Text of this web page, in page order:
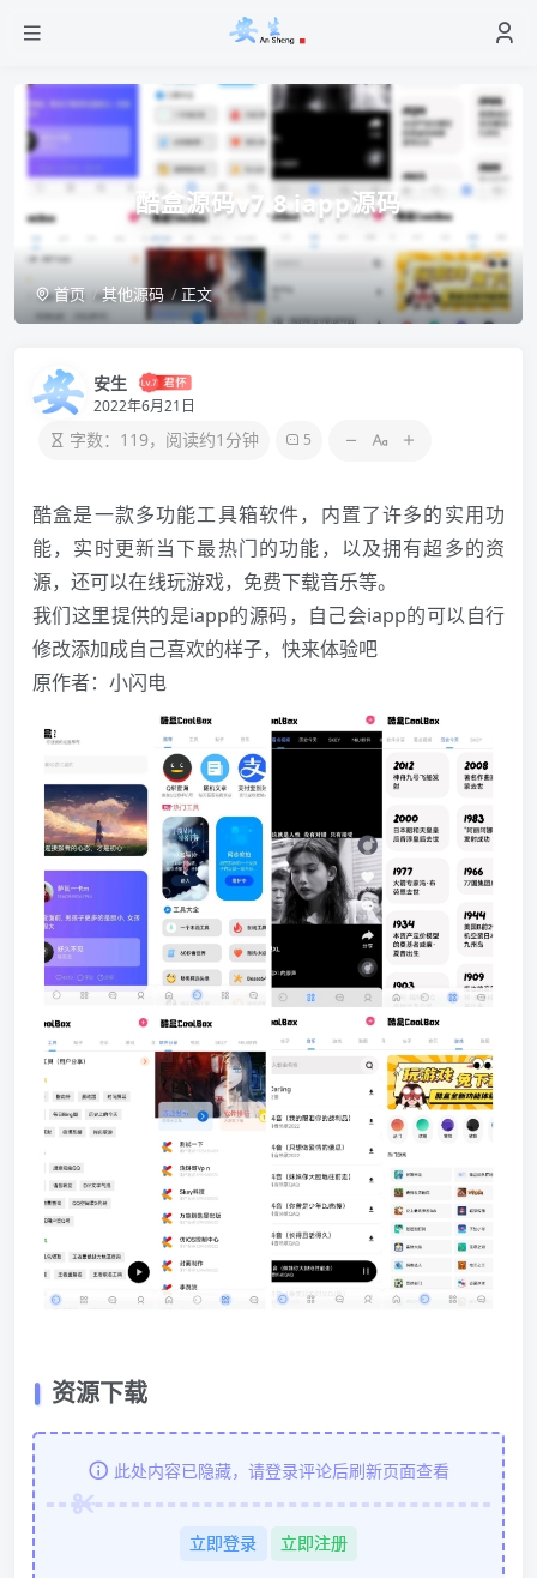
酷盒源码v7.8 iapp源码
首页 其他源码 正文
安生
2022年6月21日
字数：119，阅读约1分钟 5
酷盒是一款多功能工具箱软件，内置了许多的实用功
能，实时更新当下最热门的功能，以及拥有超多的资
源，还可以在线玩游戏，免费下载音乐等。
我们这里提供的是iapp的源码，自己会iapp的可以自行
修改添加成自己喜欢的样子，快来体验吧
原作者：小闪电
资源下载
此处内容已隐藏，请登录评论后刷新页面查看
立即登录 立即注册